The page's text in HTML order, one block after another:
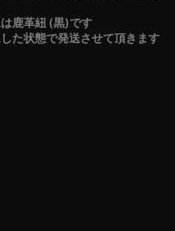
鹿革紐 (黒)です
た状態で発送させて頂きます